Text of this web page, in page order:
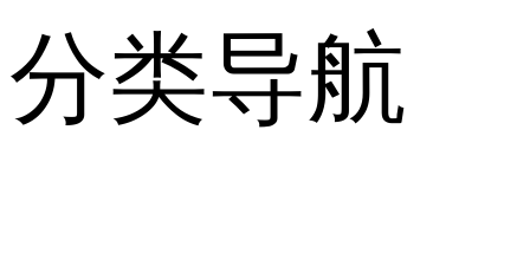
分类导航